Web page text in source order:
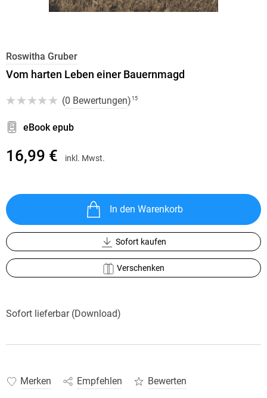
Roswitha Gruber
Vom harten Leben einer Bauernmagd
(0 Bewertungen) 15
eBook epub
16,99 € inkl. Mwst.
In den Warenkorb
Sofort kaufen
Verschenken
Sofort lieferbar (Download)
Merken Empfehlen Bewerten